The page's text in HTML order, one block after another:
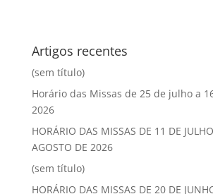
Artigos recentes
(sem título)
Horário das Missas de 25 de julho a
2026
HORÁRIO DAS MISSAS DE 11 DE
AGOSTO DE 2026
(sem título)
HORÁRIO DAS MISSAS DE 20 DE